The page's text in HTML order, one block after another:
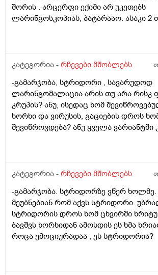
შორის . არცერფი ექიმი არ უკეთებს
ლარინგოსკოპიას, პატარააო. ასაკი 2
კატეგორია - რჩევები მშობლებს
-გამარჯობა, სტრიდორი , სავარუდოდ
ლარინგომალაცია არის თუ არა რისკ
კრუპის? ანუ, ისედაც ხომ
ხორხი და ვირუსის, გაციების დროს
შევიწროვდება? ანუ ყველა ვარიანტში
კატეგორია - რჩევები მშობლებს
-გამარჯობა. სტრიდორზე ვწერ ხოლმე.
მეუბნებიან რომ აქვს სტრიდორი.
სტრიდორის დროს ხომ ცხვირში
ბავშვს ხორხიდან ამოსდის ეს ხმა
როცა ემოციურადაა , ეს სტრიდორია?